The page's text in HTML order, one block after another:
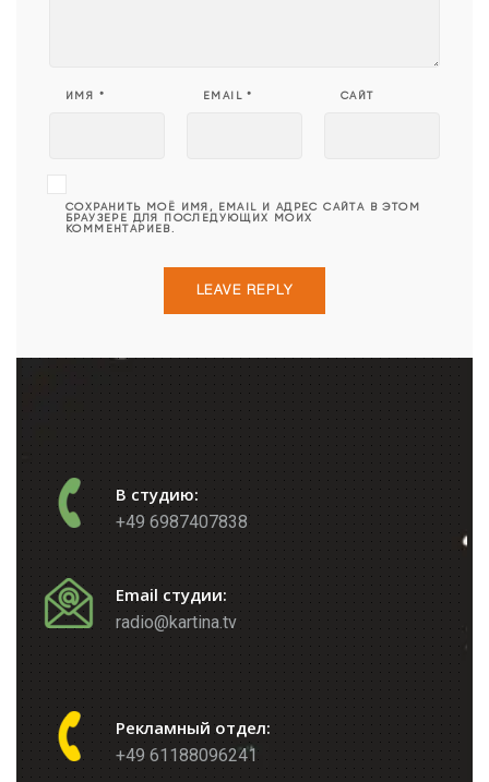
ИМЯ * EMAIL* САЙТ
СОХРАНИТЬ МОЁ ИМЯ, EMAIL И АДРЕС САЙТА В ЭТОМ
БРАУЗЕРЕ ДЛЯ ПОСЛЕДУЮЩИХ МОИХ
КОММЕНТАРИЕВ.
В студию:
+49 6987407838
Email студии:
radio@kartina.tv
Рекламный отдел:
+49 61188096241